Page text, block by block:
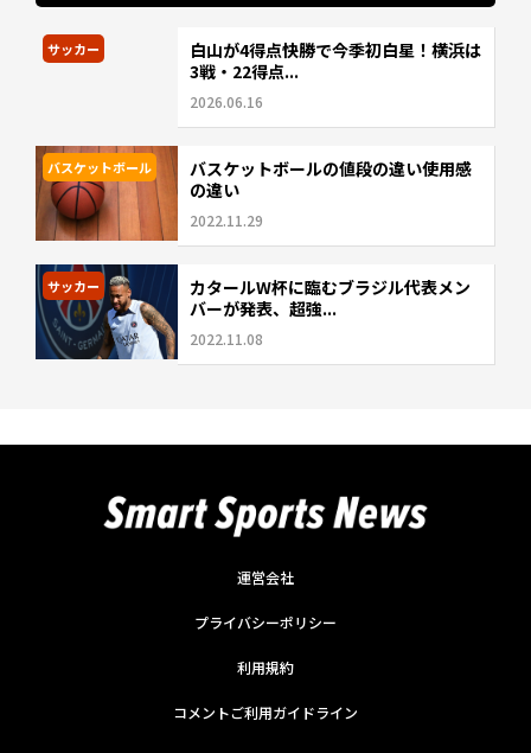
サッカー
白山が4得点快勝で今季初白星！横浜は
3戦・22得点...
2026.06.16
バスケットボール
バスケットボールの値段の違い使用感
の違い
2022.11.29
サッカー
カタールW杯に臨むブラジル代表メン
バーが発表、超強...
2022.11.08
運営会社
プライバシーポリシー
利用規約
コメントご利用ガイドライン